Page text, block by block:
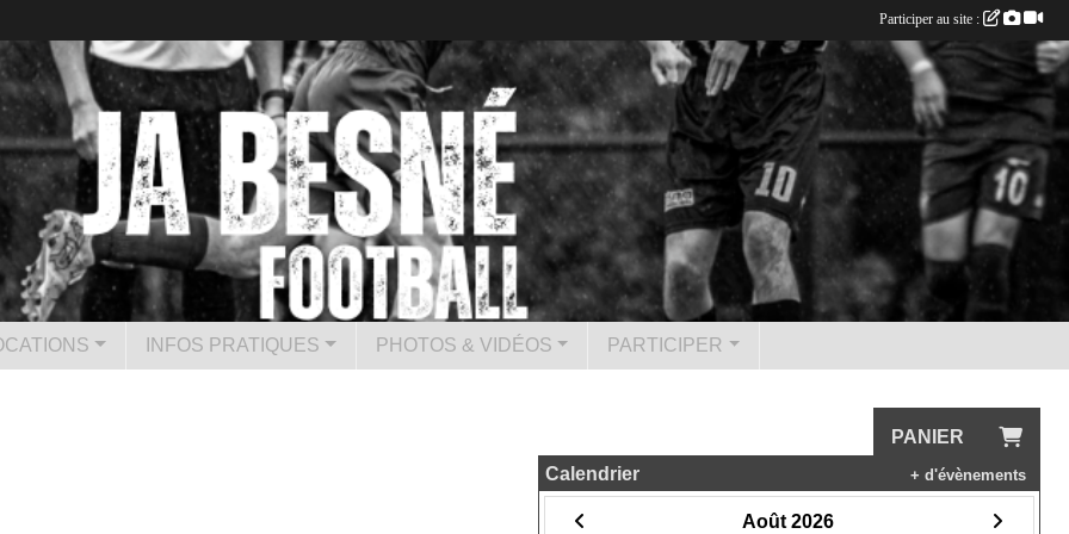
INFOS PRATIQUES PHOTOS & VIDÉOS PARTICIPER
PANIER
Calendrier
Août 2026
+ d'évènements
Participer au site :